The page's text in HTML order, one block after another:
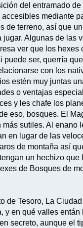
del entramado de
mediante
de terreno, así que
Algunas de las
ver que los hexes
ser, querría
con los
estén muy juntas
o ventajas
y les chafe los
eso, bosques. El
sutiles. Al enano
en lugar de las
de montaña así
un hechizo que
de Bosques de
de Tesoro, La
y en qué valles
secreto, aunque el